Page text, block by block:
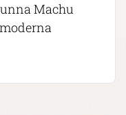
Machu